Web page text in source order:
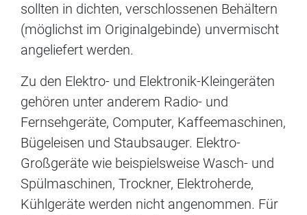
sollten in dichten, verschlossenen Behältern
(möglichst im Originalgebinde) unvermischt
angeliefert werden.
Zu den Elektro- und Elektronik-Kleingeräten
gehören unter anderem Radio- und
Fernsehgeräte, Computer, Kaffeemaschinen,
Bügeleisen und Staubsauger. Elektro-
Großgeräte wie beispielsweise Wasch- und
Spülmaschinen, Trockner, Elektroherde,
Kühlgeräte werden nicht angenommen. Für